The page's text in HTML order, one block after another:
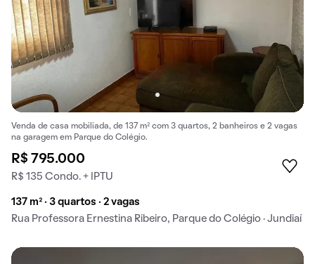
Venda de casa mobiliada, de 137 m² com 3 quartos, 2 banheiros e 2 vagas
na garagem em Parque do Colégio.
R$ 795.000
R$ 135 Condo. + IPTU
137 m² · 3 quartos · 2 vagas
Rua Professora Ernestina Ribeiro, Parque do Colégio · Jundiaí